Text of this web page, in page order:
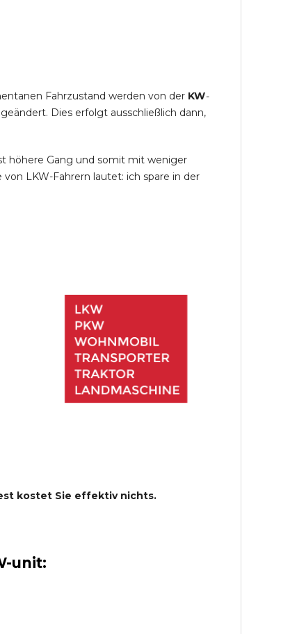
Fahrzustand werden von der KW-
Dies erfolgt ausschließlich dann,
höhere Gang und somit mit weniger
LKW-Fahrern lautet: ich spare in der
kostet Sie effektiv nichts.
unit: